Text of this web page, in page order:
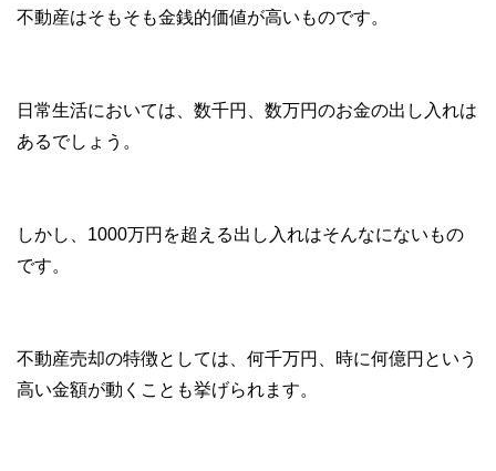
不動産はそもそも金銭的価値が高いものです。
日常生活においては、数千円、数万円のお金の出し入れは
あるでしょう。
しかし、1000万円を超える出し入れはそんなにないもの
です。
不動産売却の特徴としては、何千万円、時に何億円という
高い金額が動くことも挙げられます。